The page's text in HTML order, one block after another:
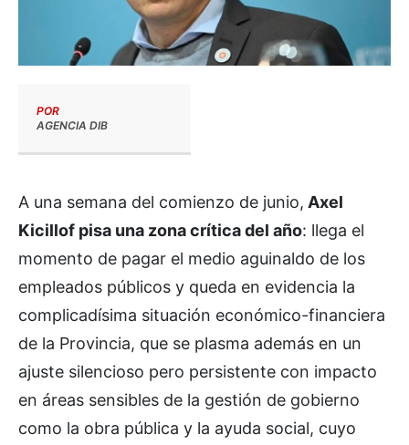
POR
AGENCIA DIB
A una semana del comienzo de junio, Axel
Kicillof pisa una zona crítica del año: llega el
momento de pagar el medio aguinaldo de los
empleados públicos y queda en evidencia la
complicadísima situación económico-financiera
de la Provincia, que se plasma además en un
ajuste silencioso pero persistente con impacto
en áreas sensibles de la gestión de gobierno
como la obra pública y la ayuda social, cuyo